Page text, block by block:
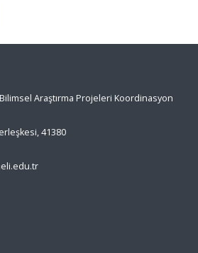
Araştırma Projeleri Koordinasyon
41380